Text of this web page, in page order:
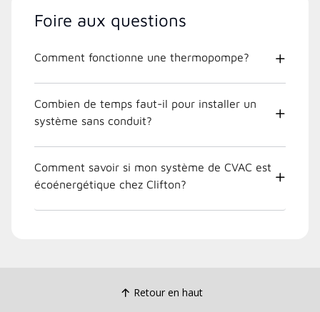
Foire aux questions
Comment fonctionne une thermopompe?
Combien de temps faut-il pour installer un
système sans conduit?
Comment savoir si mon système de CVAC est
écoénergétique chez Clifton?
Retour en haut